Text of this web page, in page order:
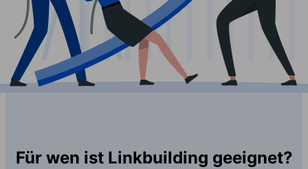
Für wen ist Linkbuilding geeignet?